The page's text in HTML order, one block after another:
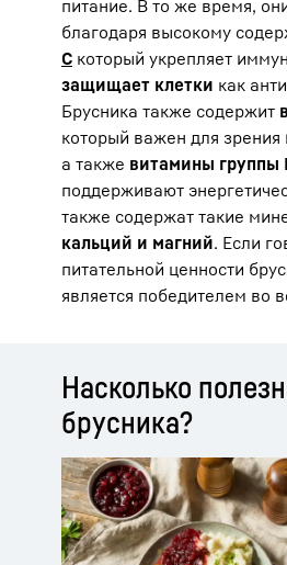
питание. В то же время,
благодаря высокому
C который укрепляет
защищает клетки как
Брусника также содержит
который важен для зрения
а также витамины группы
поддерживают
также содержат такие
кальций и магний. Если
питательной ценности
является победителем во
Насколько
брусника?